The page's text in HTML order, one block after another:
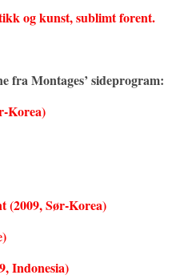
og kunst, sublimt forent.
fra Montages’ sideprogram:
Korea)
(2009, Sør-Korea)
Indonesia)